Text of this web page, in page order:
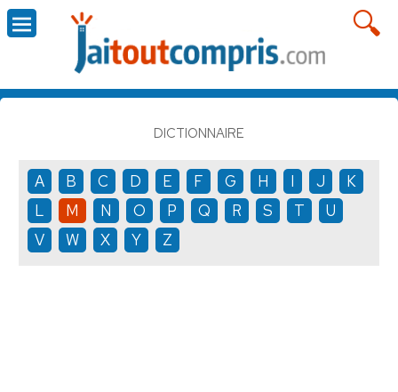
DICTIONNAIRE
A B C D E F G H I J
K
L
M N O P Q R S T
U
V
W X Y Z